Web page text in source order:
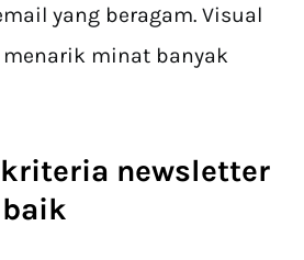
yang beragam. Visual
minat banyak
newsletter